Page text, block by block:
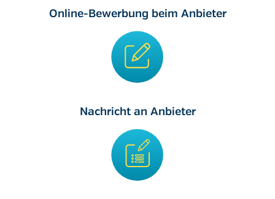
Online-Bewerbung beim Anbieter
Nachricht an Anbieter